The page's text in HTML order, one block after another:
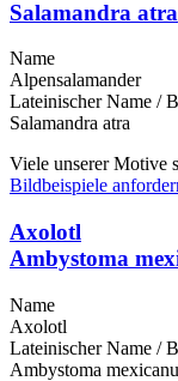
Salamandra atra
Name
Alpensalamander
Lateinischer Name /
Salamandra atra
Viele unserer Motive
Bildbeispiele
Axolotl
Ambystoma
Name
Axolotl
Lateinischer Name /
Ambystoma